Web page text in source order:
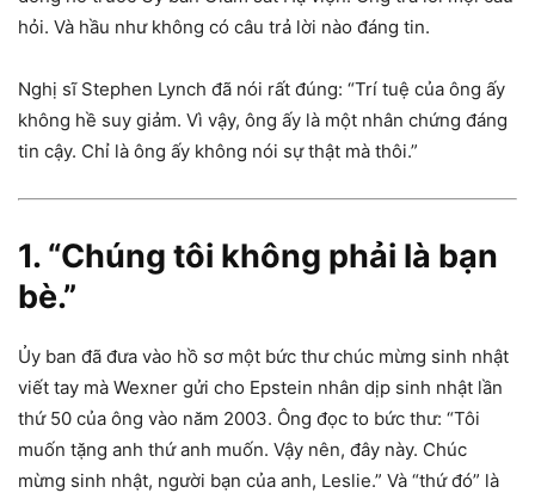
hỏi. Và hầu như không có câu trả lời nào đáng tin.
Nghị sĩ Stephen Lynch đã nói rất đúng: “Trí tuệ của ông ấy
không hề suy giảm. Vì vậy, ông ấy là một nhân chứng đáng
tin cậy. Chỉ là ông ấy không nói sự thật mà thôi.”
1. “Chúng tôi không phải là bạn
bè.”
Ủy ban đã đưa vào hồ sơ một bức thư chúc mừng sinh nhật
viết tay mà Wexner gửi cho Epstein nhân dịp sinh nhật lần
thứ 50 của ông vào năm 2003. Ông đọc to bức thư: “Tôi
muốn tặng anh thứ anh muốn. Vậy nên, đây này. Chúc
mừng sinh nhật, người bạn của anh, Leslie.” Và “thứ đó” là